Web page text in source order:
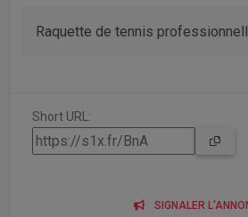
Raquette de tennis
Short URL:
SIGNALER